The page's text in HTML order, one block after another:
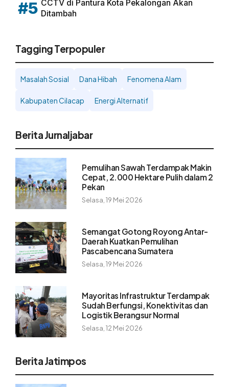
#5 CCTV di Pantura Kota Pekalongan Akan
Ditambah
Tagging Terpopuler
Masalah Sosial Dana Hibah Fenomena Alam
Kabupaten Cilacap Energi Alternatif
Berita Jurnaljabar
Pemulihan Sawah Terdampak Makin
Cepat, 2.000 Hektare Pulih dalam 2
Pekan
Selasa, 19 Mei 2026
Semangat Gotong Royong Antar-
Daerah Kuatkan Pemulihan
Pascabencana Sumatera
Selasa, 19 Mei 2026
Mayoritas Infrastruktur Terdampak
Sudah Berfungsi, Konektivitas dan
Logistik Berangsur Normal
Selasa, 12 Mei 2026
Berita Jatimpos